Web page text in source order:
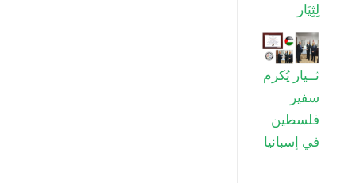
لِثِيَار
ثــيار يُكرم
سفير
فلسطين
في إسبانيا